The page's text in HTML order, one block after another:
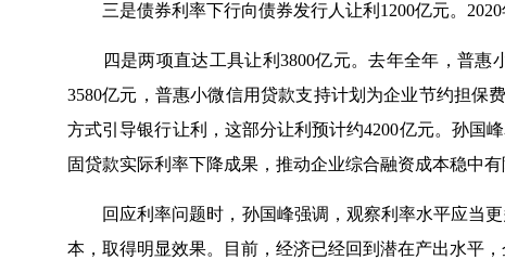
三是债券利率下行向债券发行人让利1200亿元。2020
四是两项直达工具让利3800亿元。去年全年，普惠
3580亿元，普惠小微信用贷款支持计划为企业节约担保
方式引导银行让利，这部分让利预计约4200亿元。孙国
固贷款实际利率下降成果，推动企业综合融资成本稳中有
回应利率问题时，孙国峰强调，观察利率水平应当更
本，取得明显效果。目前，经济已经回到潜在产出水平